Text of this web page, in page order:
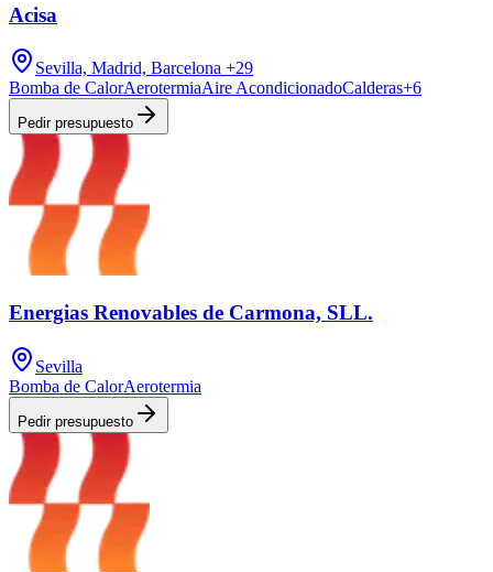
Acisa
Sevilla, Madrid, Barcelona +29
Bomba de CalorAerotermiaAire AcondicionadoCalderas+6
Pedir presupuesto
Energias Renovables de Carmona, SLL.
Sevilla
Bomba de CalorAerotermia
Pedir presupuesto